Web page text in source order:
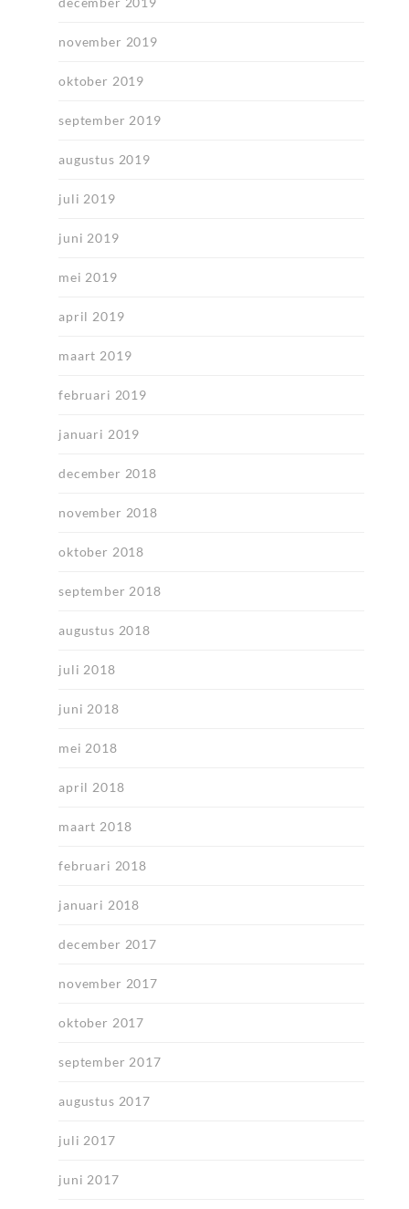
november 2019
oktober 2019
september 2019
augustus 2019
juli 2019
juni 2019
mei 2019
april 2019
maart 2019
februari 2019
januari 2019
december 2018
november 2018
oktober 2018
september 2018
augustus 2018
juli 2018
juni 2018
mei 2018
april 2018
maart 2018
februari 2018
januari 2018
december 2017
november 2017
oktober 2017
september 2017
augustus 2017
juli 2017
juni 2017